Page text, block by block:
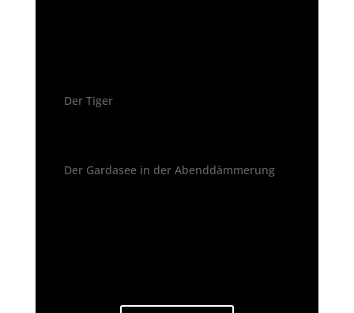
Der Tiger
Der Gardasee in der Abenddämmerung